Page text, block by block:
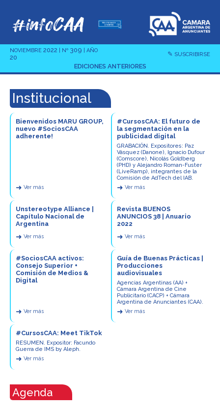
NOVIEMBRE 2022 | Nº 309 | AÑO
20
EDICIONES ANTERIORES
✎ SUSCRIBIRSE
Institucional
Bienvenidos MARU GROUP,
nuevo #SociosCAA
adherente!
➜ Ver más
#CursosCAA: El futuro de
la segmentación en la
publicidad digital
GRABACIÓN. Expositores: Paz
Vásquez (Danone), Ignacio Dufour
(Comscore), Nicolás Goldberg
(PHD) y Alejandro Roman-Fuster
(LiveRamp), integrantes de la
Comisión de AdTech del IAB.
➜ Ver más
Unstereotype Alliance |
Capítulo Nacional de
Argentina
➜ Ver más
Revista BUENOS
ANUNCIOS 38 | Anuario
2022
➜ Ver más
#SociosCAA activos:
Consejo Superior +
Comisión de Medios &
Digital
➜ Ver más
Guía de Buenas Prácticas |
Producciones
audiovisuales
Agencias Argentinas (AA) +
Cámara Argentina de Cine
Publicitario (CACP) + Cámara
Argentina de Anunciantes (CAA).
➜ Ver más
#CursosCAA: Meet TikTok
RESUMEN. Expositor: Facundo
Guerra de IMS by Aleph.
➜ Ver más
Agenda